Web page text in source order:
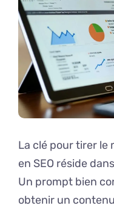
La clé pour tirer le
en SEO réside
Un prompt bien
obtenir un